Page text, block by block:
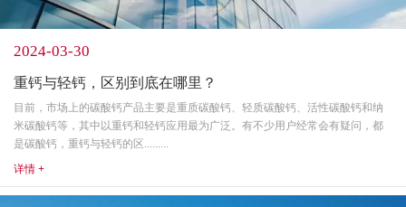
2024-03-30
重钙与轻钙，区别到底在哪里？
目前，市场上的碳酸钙产品主要是重质碳酸钙、轻质碳酸钙、活性碳酸钙和纳
米碳酸钙等，其中以重钙和轻钙应用最为广泛。有不少用户经常会有疑问，都
是碳酸钙，重钙与轻钙的区.........
详情 +